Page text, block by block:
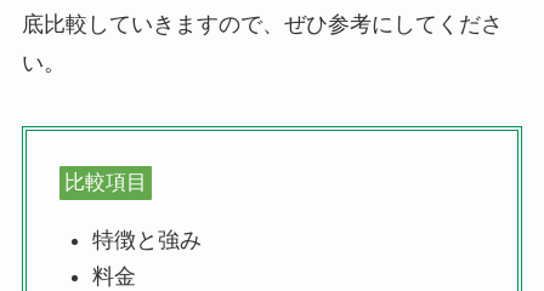
底比較していきますので、ぜひ参考にしてくださ
い。
比較項目
特徴と強み
料金